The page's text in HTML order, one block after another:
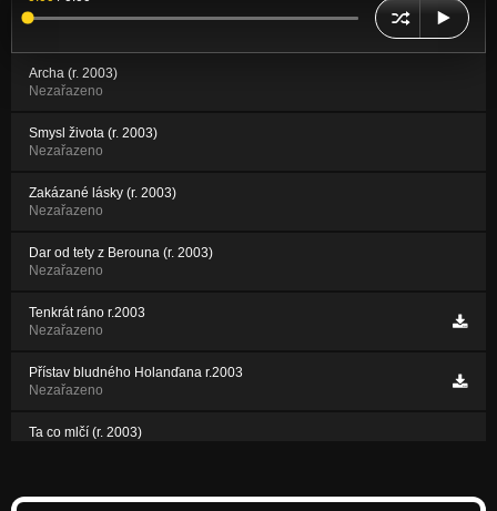
Archa (r. 2003)
Nezařazeno
Smysl života (r. 2003)
Nezařazeno
Zakázané lásky (r. 2003)
Nezařazeno
Dar od tety z Berouna (r. 2003)
Nezařazeno
Tenkrát ráno r.2003
Nezařazeno
Přístav bludného Holanďana r.2003
Nezařazeno
Ta co mlčí (r. 2003)